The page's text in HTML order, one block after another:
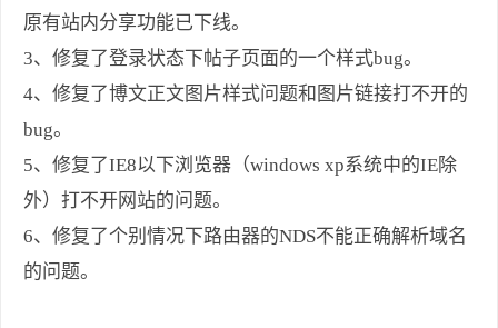
原有站内分享功能已下线。
3、修复了登录状态下帖子页面的一个样式bug。
4、修复了博文正文图片样式问题和图片链接打不开的
bug。
5、修复了IE8以下浏览器（windows xp系统中的IE除
外）打不开网站的问题。
6、修复了个别情况下路由器的NDS不能正确解析域名
的问题。